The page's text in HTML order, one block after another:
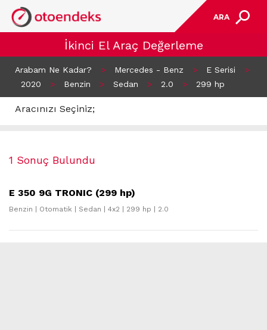
ARA
İkinci El Araç Değerleme
Arabam Ne Kadar? > Mercedes - Benz > E Serisi
>
2020
> Benzin > Sedan > 2.0 > 299 hp
Aracınızı Seçiniz;
1 Sonuç Bulundu
E 350 9G TRONIC (299 hp)
Benzin | Otomatik | Sedan | 4x2 | 299 hp | 2.0